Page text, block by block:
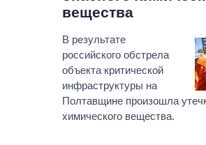
ОБЗОРЫ
ПРЕЗИДЕНТ И ОФИС
КАБИНЕТ МИНИСТРОВ
ГЛАВЫ
МЭРЫ
ВСЕ ПЕРСОНЫ
ПОДДЕРЖАТЬ
СРАВНЕНИЕ
вещества
В результате
российского обстрела
объекта критической
инфраструктуры на
Полтавщине произошла
химического вещества.